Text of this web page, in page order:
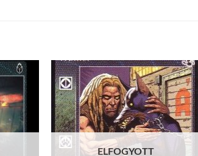
Add to
wishlist
Add to
wishlist
ELFOGYOTT